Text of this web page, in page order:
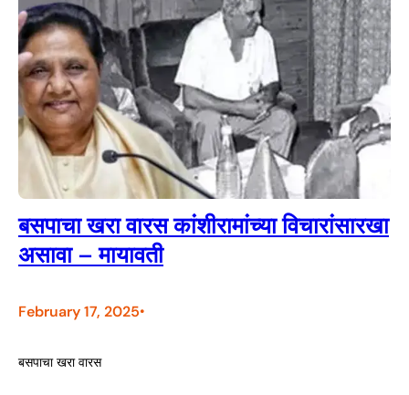
बसपाचा खरा वारस कांशीरामांच्या विचारांसारखा
असावा – मायावती
February 17, 2025•
बसपाचा खरा वारस